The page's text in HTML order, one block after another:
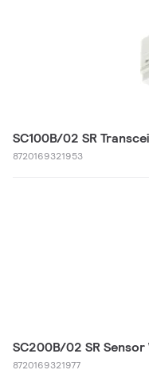
SC100B/02 SR
8720169321953
SC200B/02 SR Sensor
8720169321977